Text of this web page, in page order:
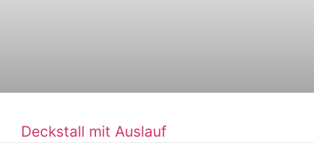
Deckstall mit Auslauf